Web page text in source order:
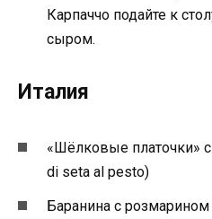
Карпаччо подайте к
сыром.
Италия
«Шёлковые платочки»
di seta al pesto)
Баранина с